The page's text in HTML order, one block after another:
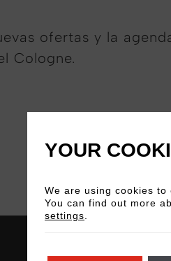
ofertas y la
Cologne.
YOUR
We are using cookies to
You can find out more
settings